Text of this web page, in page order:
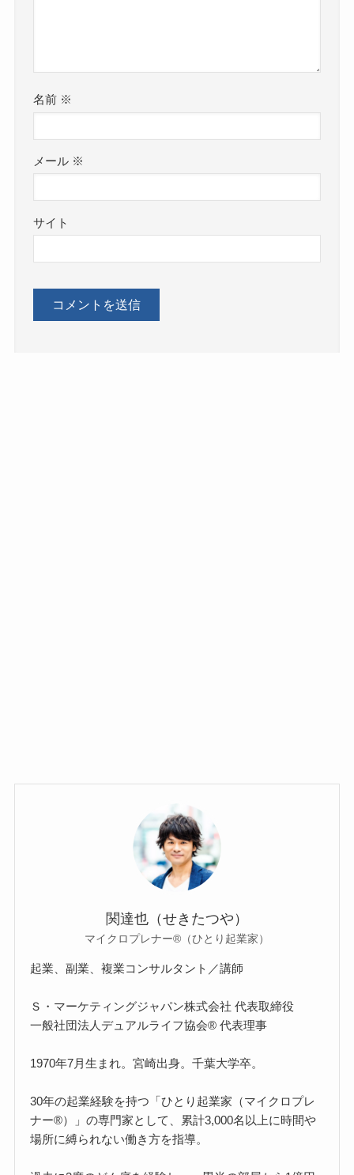
名前 ※
メール ※
サイト
関達也（せきたつや）
マイクロプレナー®（ひとり起業家）
起業、副業、複業コンサルタント／講師
Ｓ・マーケティングジャパン株式会社 代表取締役
一般社団法人デュアルライフ協会® 代表理事
1970年7月生まれ。宮崎出身。千葉大学卒。
30年の起業経験を持つ「ひとり起業家（マイクロプレ
ナー®）」の専門家として、累計3,000名以上に時間や
場所に縛られない働き方を指導。